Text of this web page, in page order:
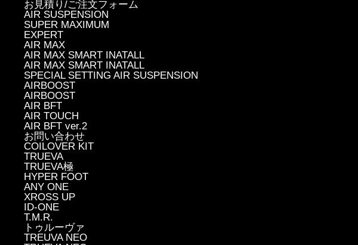
お見積り/ご注文フォーム
AIR SUSPENSION
SUPER MAXIMUM
EXPERT
AIR MAX
AIR MAX SMART INATALL
AIR MAX SMART INATALL
SPECIAL SETTING AIR SUSPENSION
AIRBOOST
AIRBOOST
AIR BFT
AIR TOUCH
AIR BFT ver.2
お問い合わせ
COILOVER KIT
TRUEVA
TRUEVA極
HYPER FOOT
ANY ONE
XROSS UP
ID-ONE
T.M.R.
トゥルーヴァ
TREUVA NEO